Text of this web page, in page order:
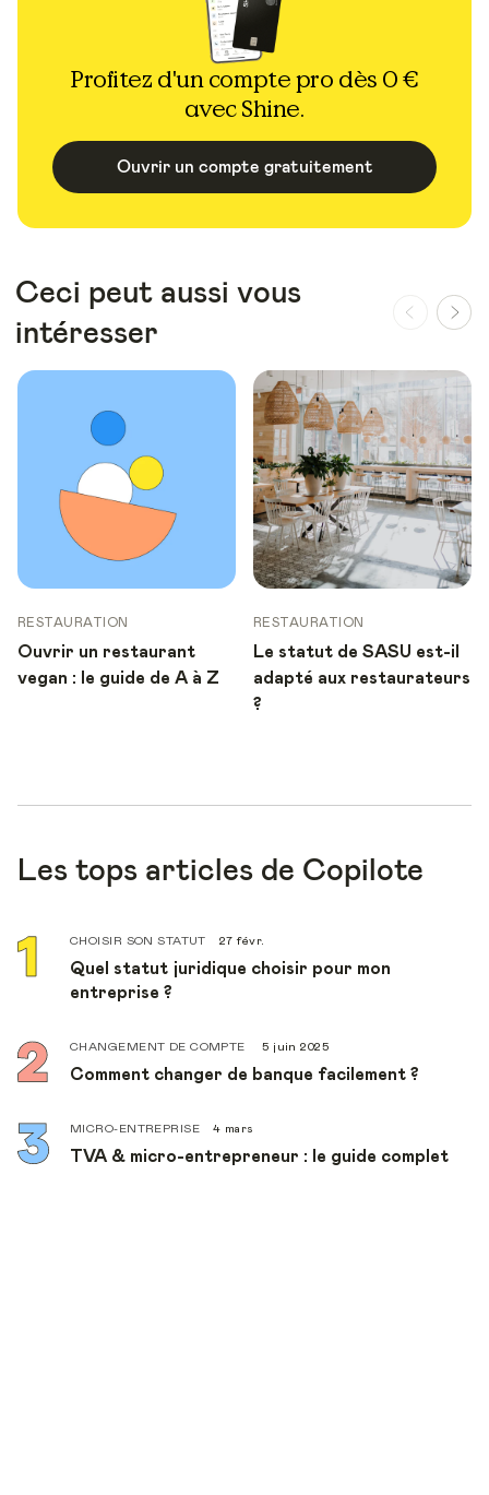
Profitez d'un compte pro dès 0 €
avec Shine.
Ouvrir un compte gratuitement
Ceci peut aussi vous
intéresser
RESTAURATION
Ouvrir un restaurant
vegan : le guide de A à Z
RESTAURATION
Le statut de SASU est-il
adapté aux restaurateurs
?
Les tops articles de Copilote
CHOISIR SON STATUT 27 févr.
Quel statut juridique choisir pour mon
entreprise ?
CHANGEMENT DE COMPTE 5 juin 2025
Comment changer de banque facilement ?
MICRO-ENTREPRISE 4 mars
TVA & micro-entrepreneur : le guide complet